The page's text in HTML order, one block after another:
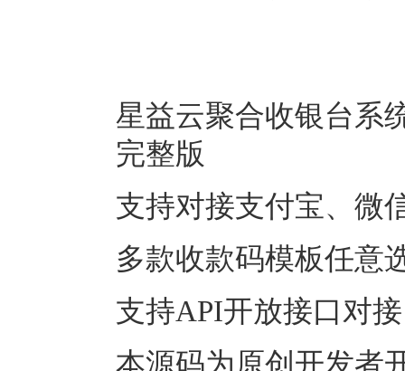
星益云聚合收银台系
完整版
支持对接支付宝、微
多款收款码模板任意
支持API开放接口对接
本源码为原创开发者